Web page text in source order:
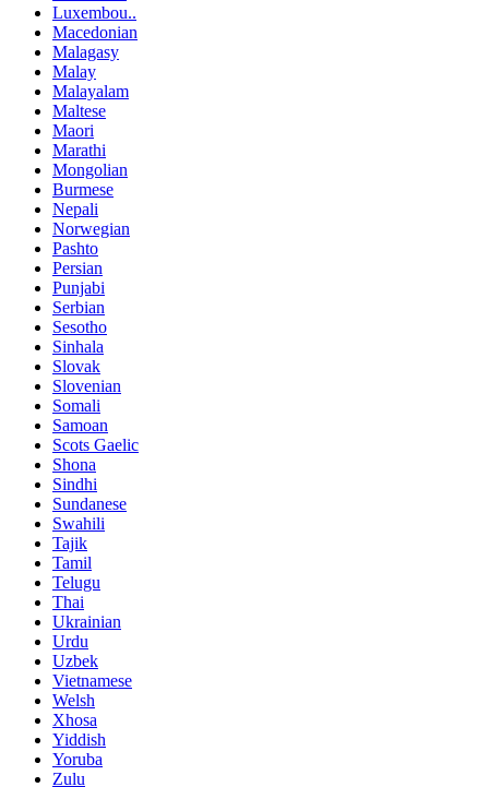
Luxembou..
Macedonian
Malagasy
Malay
Malayalam
Maltese
Maori
Marathi
Mongolian
Burmese
Nepali
Norwegian
Pashto
Persian
Punjabi
Serbian
Sesotho
Sinhala
Slovak
Slovenian
Somali
Samoan
Scots Gaelic
Shona
Sindhi
Sundanese
Swahili
Tajik
Tamil
Telugu
Thai
Ukrainian
Urdu
Uzbek
Vietnamese
Welsh
Xhosa
Yiddish
Yoruba
Zulu